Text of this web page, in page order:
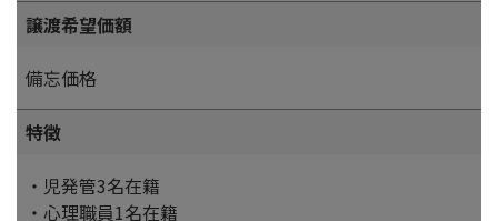
譲渡希望価額
備忘価格
特徴
・児発管3名在籍
・心理職員1名在籍